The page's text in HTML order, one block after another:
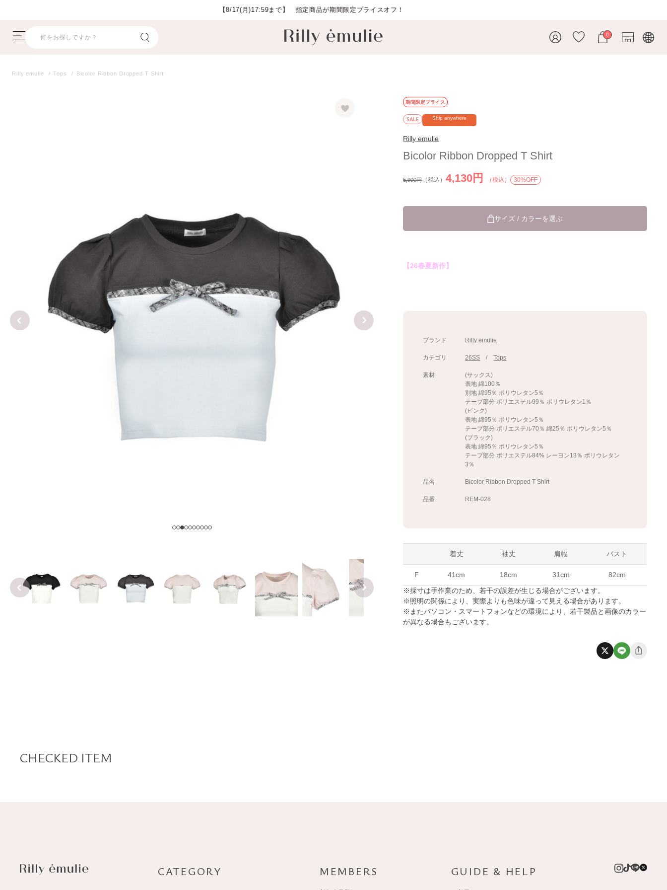
0
Rilly emulie Tops Bicolor Ribbon Dropped T Shirt
期間限定プライス
SALE Ship anywhere
Rilly emulie
Bicolor Ribbon Dropped T Shirt
5,900円（税込）4,130円 （税込） 30%OFF
サイズ / カラーを選ぶ
【26春夏新作】
ブランド Rilly emulie
カテゴリ 26SS Tops
素材
(サックス)
表地 綿100％
別地 綿95％ ポリウレタン5％
テープ部分 ポリエステル99％ ポリウレタン1％
(ピンク)
表地 綿95％ ポリウレタン5％
テープ部分 ポリエステル70％ 綿25％ ポリウレタン5％
(ブラック)
表地 綿95％ ポリウレタン5％
テープ部分 ポリエステル84% レーヨン13％ ポリウレタン
3％
品名 Bicolor Ribbon Dropped T Shirt
品番 REM-028
着丈 袖丈 肩幅 バスト
F 41cm 18cm 31cm
82cm
※採寸は手作業のため、若干の誤差が生じる場合がございます。
※照明の関係により、実際よりも色味が違って見える場合があります。
※またパソコン・スマートフォンなどの環境により、若干製品と画像のカラー
が異なる場合もございます。
CHECKED ITEM
CATEGORY MEMBERS GUIDE & HELP